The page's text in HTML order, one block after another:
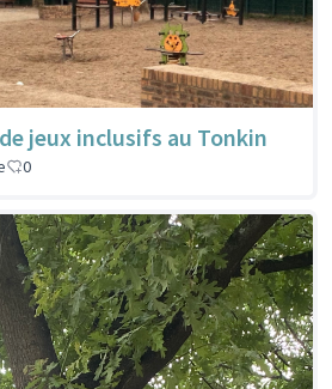
jeux inclusifs au Tonkin
0